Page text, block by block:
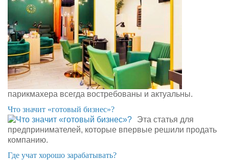
парикмахера всегда востребованы и актуальны.
​Что значит «готовый бизнес»?
Эта статья для
предпринимателей, которые впервые решили продать
компанию.
​Где учат хорошо зарабатывать?